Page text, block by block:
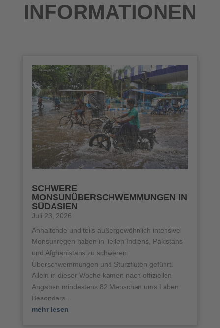
INFORMATIONEN
SCHWERE
MONSUNÜBERSCHWEMMUNGEN IN
SÜDASIEN
Juli 23, 2026
Anhaltende und teils außergewöhnlich intensive
Monsunregen haben in Teilen Indiens, Pakistans
und Afghanistans zu schweren
Überschwemmungen und Sturzfluten geführt.
Allein in dieser Woche kamen nach offiziellen
Angaben mindestens 82 Menschen ums Leben.
Besonders...
mehr lesen